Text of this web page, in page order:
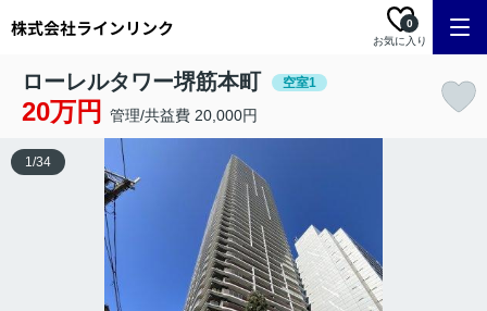
お気に入り
0
ローレルタワー堺筋本町 空室1
20万円 管理/共益費 20,000円
1/34